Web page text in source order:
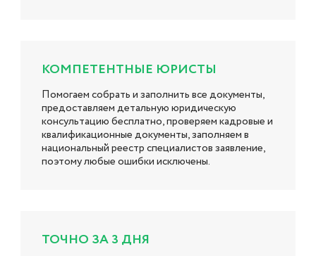
КОМПЕТЕНТНЫЕ ЮРИСТЫ
Помогаем собрать и заполнить все документы,
предоставляем детальную юридическую
консультацию бесплатно, проверяем кадровые и
квалификационные документы, заполняем в
национальный реестр специалистов заявление,
поэтому любые ошибки исключены.
ТОЧНО ЗА 3 ДНЯ